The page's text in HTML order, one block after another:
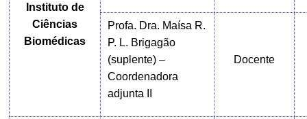
Instituto de
Ciências
Biomédicas
Profa. Dra. Maísa R.
P. L. Brigagão
(suplente) –
Coordenadora
adjunta II
Docente